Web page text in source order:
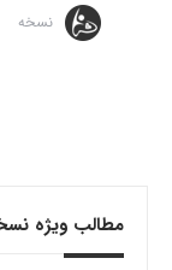
نسخه
مطالب ویژه